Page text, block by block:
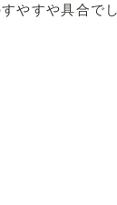
やすや具合で